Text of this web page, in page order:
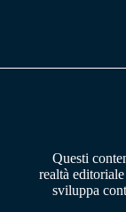
pp m
Questi
realtà
sviluppa